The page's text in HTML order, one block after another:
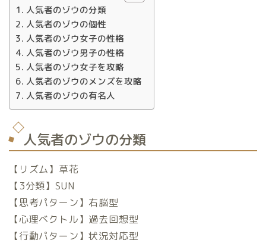
人気者のゾウの分類
人気者のゾウの個性
人気者のゾウ女子の性格
人気者のゾウ男子の性格
人気者のゾウ女子を攻略
人気者のゾウのメンズを攻略
人気者のゾウの有名人
人気者のゾウの分類
【リズム】草花
【3分類】SUN
【思考パターン】右脳型
【心理ベクトル】過去回想型
【行動パターン】状況対応型